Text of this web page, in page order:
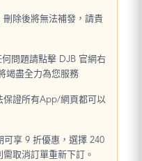
刪除後將無法補發，請貴
問題請點擊 DJB 官網右
竭盡全力為您服務
保證所有App/網頁都可以
可享 9 折優惠，選擇 240
取消訂單重新下訂。